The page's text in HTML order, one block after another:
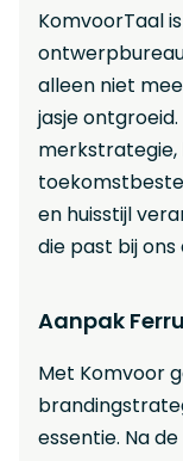
KomvoorTaal
alleen niet
jasje
merkstrategie,
en huisstijl
die past bij
Aanpak
Met Komvoor
essentie. Na